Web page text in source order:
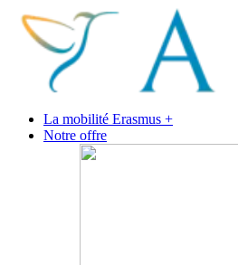
La mobilité Erasmus +
Notre offre